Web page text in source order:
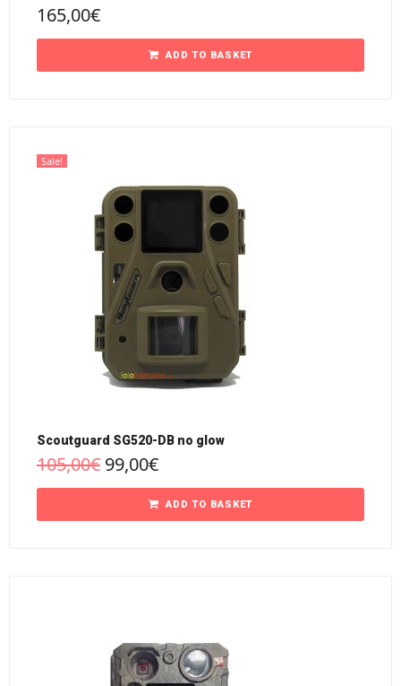
165,00€
ADD TO BASKET
Sale!
Scoutguard SG520-DB no glow
105,00€ 99,00€
ADD TO BASKET